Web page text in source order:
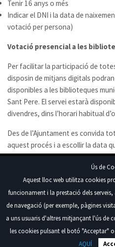
Ús de
Aquest lloc web utilitza cookies
funcionament i la prestació dels
de navegació (per exemple, pàgines
a uns usuaris d'altres mitjançant l'ús de
les cookies pulsant el botó "Acceptar"
AQUÍ
Tenir 16 anys o més
Indicar el DNI i la data de
votació per persona)
Votació presencial a les
Per facilitar la participació de
disposin de mitjans digitals
disponibles a les biblioteques
Sant Pere. El servei estarà
divendres, dins l’horari habitual
Des de l’Ajuntament es convida
aquest procés i a escollir la data
Copyright®2026 - Ajuntament d’Artà. Tots els